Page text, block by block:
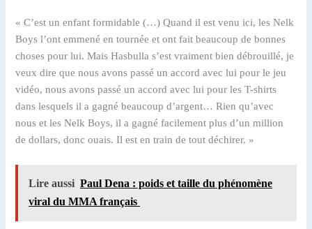
« C’est un enfant formidable (…) Quand il est venu ici, les Nelk
Boys l’ont emmené en tournée et ont fait beaucoup de bonnes
choses pour lui. Mais Hasbulla s’est vraiment bien débrouillé, je
veux dire que nous avons passé un accord avec lui pour le jeu
vidéo, nous avons passé un accord avec lui pour les T-shirts
dans lesquels il a gagné beaucoup d’argent… Rien qu’avec
nous et les Nelk Boys, il a gagné facilement plus d’un million
de dollars, donc ouais. Il est en train de tout déchirer. »
Lire aussi Paul Dena : poids et taille du phénomène
viral du MMA français